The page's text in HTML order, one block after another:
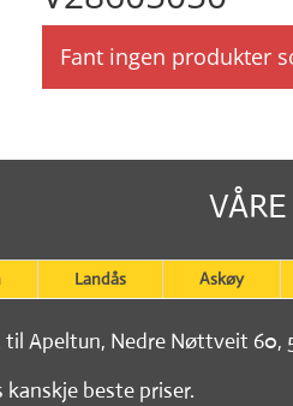
Fant ingen produkter
Landås Askøy
Apeltun, Nedre Nøttveit 60,
beste priser.